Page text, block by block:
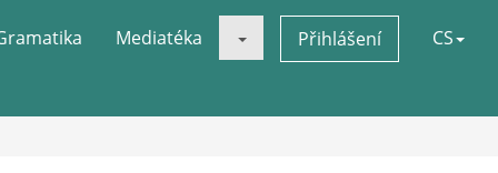
Mediatéka Přihlášení CS